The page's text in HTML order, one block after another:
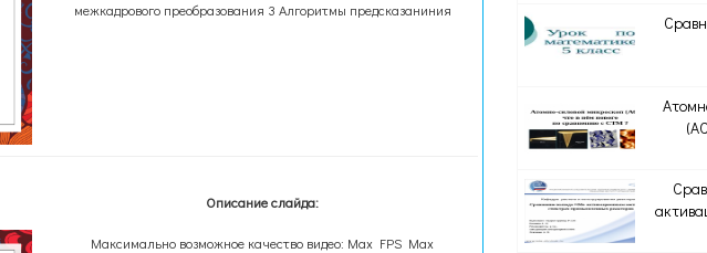
межкадрового преобразования 3 Алгоритмы предсказаниния
Описание слайда:
Максимально возможное качество видео: Max FPS Max